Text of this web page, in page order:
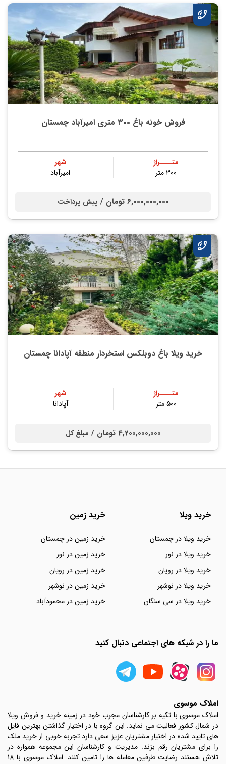
فروش خونه باغ ۳۰۰ متری امیرآباد چمستان
متــــراژ
۳۰۰ متر
شهر
امیرآباد
6,000,000,000 تومان / پیش پرداخت
خرید ویلا باغ دوبلکس استخردار منطقه آپادانا چمستان
متــــراژ
500 متر
شهر
آپادانا
4,200,000,000 تومان / مبلغ کل
خرید ویلا
خرید ویلا در چمستان
خرید ویلا در نور
خرید ویلا در رویان
خرید ویلا در نوشهر
خرید ویلا در سی سنگان
خرید زمین
خرید زمین در چمستان
خرید زمین در نور
خرید زمین در رویان
خرید زمین در نوشهر
خرید زمین در محمودآباد
ما را در شبکه های اجتماعی دنبال کنید
املاک موسوی
املاک موسوی با تکیه بر کارشناسان مجرب خود در زمینه خرید و فروش ویلا
در شمال کشور فعالیت می نماید. این گروه با در اختیار گذاشتن بهترین فایل
های تایید شده در اختیار مشتریان عزیز سعی دارد تجربه خوبی از خرید ملک
را برای مشتریان رقم بزند. مدیریت و کارشناسان این مجموعه همواره در
تلاش هستند رضایت طرفین معامله ها را تامین کنند. املاک موسوی با 18